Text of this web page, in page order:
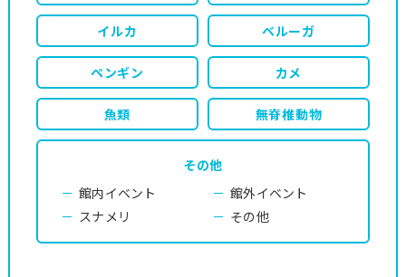
イルカ ベルーガ
ペンギン カメ
魚類 無脊椎動物
その他
館内イベント
館外イベント
スナメリ
その他